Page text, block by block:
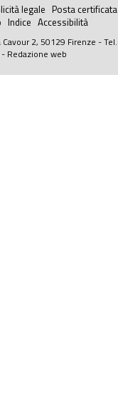
legale Posta certificata
Indice Accessibilità
2, 50129 Firenze - Tel.
- Redazione web